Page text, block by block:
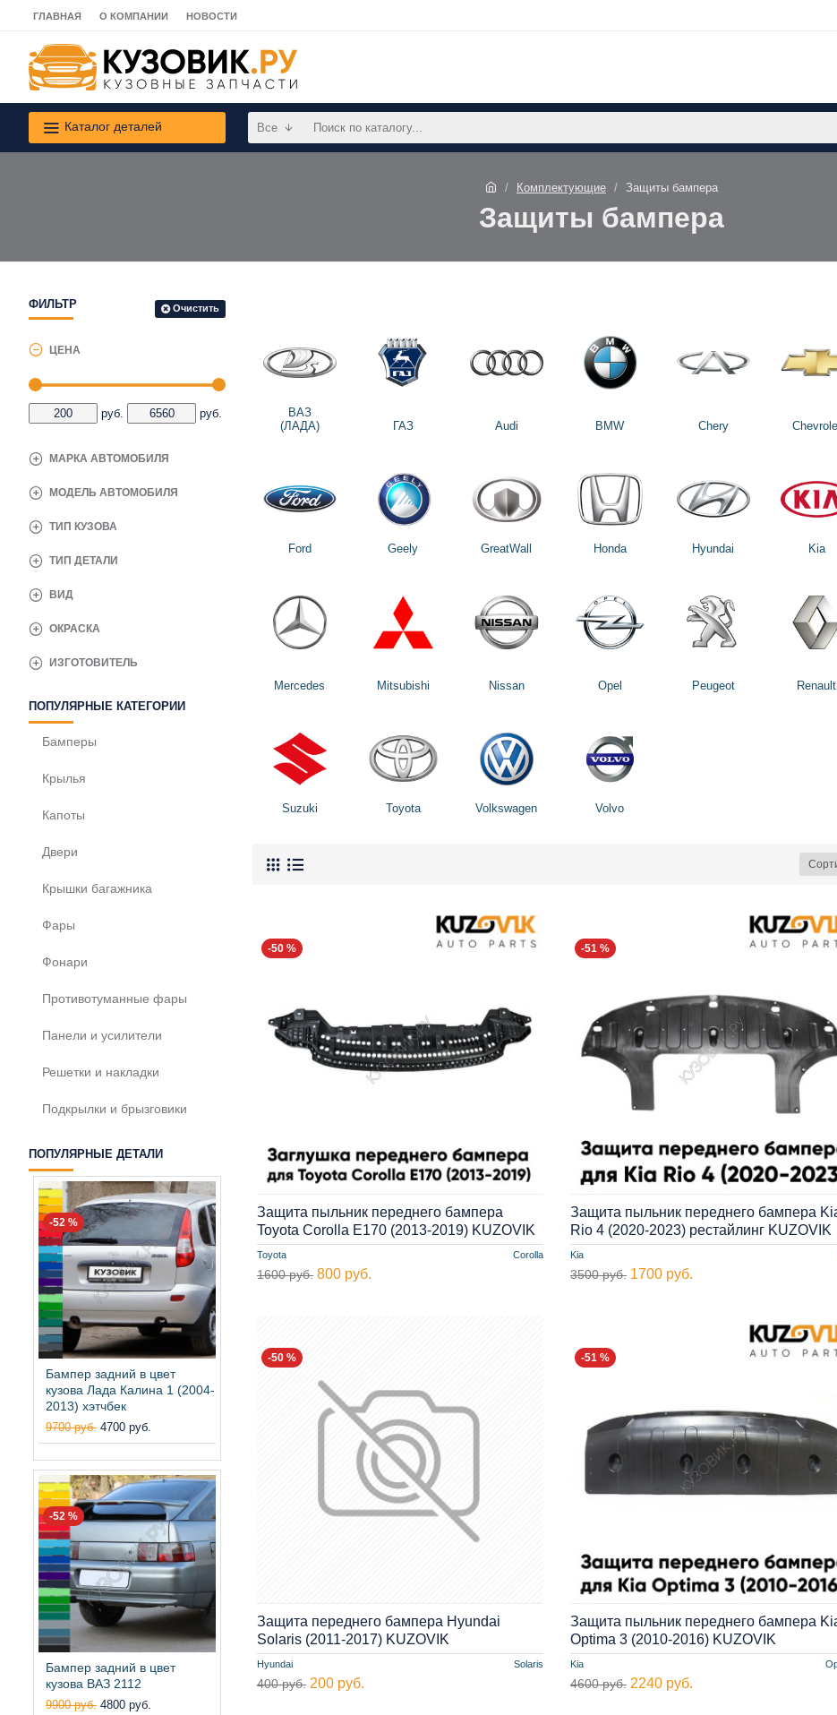
ГЛАВНАЯ О КОМПАНИИ НОВОСТИ
Каталог деталей Все
Комплектующие Защиты бампера
Защиты бампера
ФИЛЬТР Очистить
ЦЕНА
руб. руб.
МАРКА АВТОМОБИЛЯ
ОКРАСКА
МОДЕЛЬ АВТОМОБИЛЯ
ТИП КУЗОВА
ТИП ДЕТАЛИ
ИЗГОТОВИТЕЛЬ
ВИД
ПОПУЛЯРНЫЕ КАТЕГОРИИ
Бамперы
Крылья
Капоты
Двери
Крышки багажника
Фары
Фонари
Противотуманные фары
Панели и усилители
Решетки и накладки
Подкрылки и брызговики
ПОПУЛЯРНЫЕ ДЕТАЛИ
-52 %
Бампер задний в цвет
кузова Лада Калина 1 (2004-
2013) хэтчбек
9700 руб. 4700 руб.
-52 %
Бампер задний в цвет
кузова ВАЗ 2112
9900 руб. 4800 руб.
ВАЗ
(ЛАДА)
ГАЗ Audi BMW Chery
Ford Geely GreatWall Honda Hyundai Kia
Mercedes Mitsubishi Nissan Opel Peugeot Renault
Suzuki Toyota Volkswagen Volvo
-50 %
Toyota Corolla
Защита пыльник переднего бампера
Toyota Corolla E170 (2013-2019) KUZOVIK
1600 руб. 800 руб.
-51 %
Kia
Защита пыльник переднего бампера
Rio 4 (2020-2023) рестайлинг KUZOVIK
3500 руб. 1700 руб.
-50 %
Hyundai Solaris
Защита переднего бампера Hyundai
Solaris (2011-2017) KUZOVIK
400 руб. 200 руб.
-51 %
Kia
Защита пыльник переднего бампера
Optima 3 (2010-2016) KUZOVIK
4600 руб. 2240 руб.